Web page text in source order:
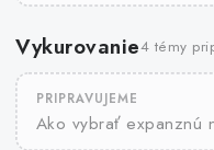
Vykurovanie4 témy
PRIPRAVUJEME
Ako vybrať expanznú